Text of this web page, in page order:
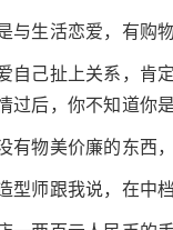
与生活恋爱，有购
自己扯上关系，肯
过后，你不知道你是
有物美价廉的东西
型师跟我说，在中